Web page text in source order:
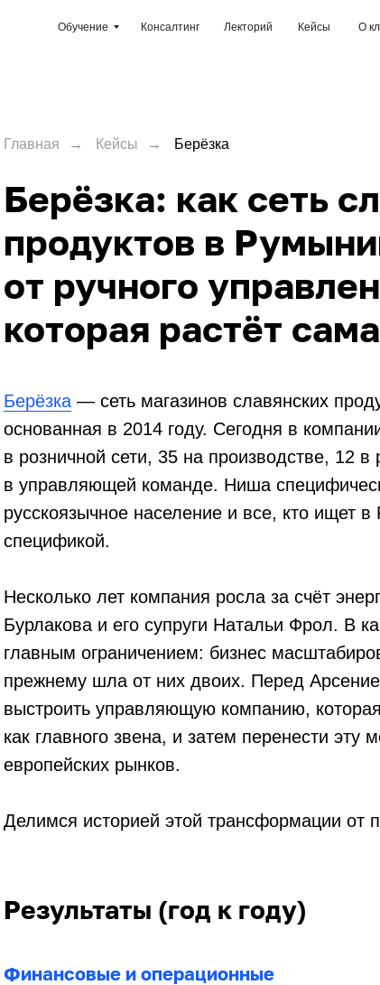
Обучение Консалтинг Лекторий Кейсы О
Главная → Кейсы → Берёзка
Берёзка: как сеть
продуктов в
от ручного
которая растёт сама
Берёзка — сеть магазинов славянских
основанная в 2014 году. Сегодня в
в розничной сети, 35 на производстве, 12
в управляющей команде. Ниша
русскоязычное население и все, кто ищет
спецификой.
Несколько лет компания росла за счёт
Бурлакова и его супруги Натальи Фрол. В
главным ограничением: бизнес
прежнему шла от них двоих. Перед
выстроить управляющую компанию,
как главного звена, и затем перенести эту
европейских рынков.
Делимся историей этой трансформации от
Результаты (год к году)
Финансовые и операционные